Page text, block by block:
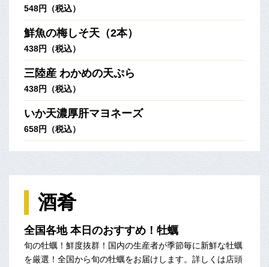
548円（税込）
鮮魚の梅しそ天（2本）
438円（税込）
三陸産 わかめの天ぷら
438円（税込）
いか天濃厚肝マヨネーズ
658円（税込）
酒肴
全国各地 本日のおすすめ！牡蠣
旬の牡蠣！鮮度抜群！国内の生産者が季節毎に新鮮な牡蠣
を厳選！全国から旬の牡蠣をお届けします。詳しくは店頭